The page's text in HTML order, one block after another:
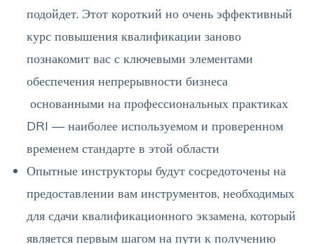
подойдет. Этот короткий но очень эффективный
курс повышения квалификации заново
познакомит вас с ключевыми элементами
обеспечения непрерывности бизнеса
основанными на профессиональных практиках
DRI — наиболее используемом и проверенном
временем стандарте в этой области
Опытные инструкторы будут сосредоточены на
предоставлении вам инструментов, необходимых
для сдачи квалификационного экзамена, который
является первым шагом на пути к получению